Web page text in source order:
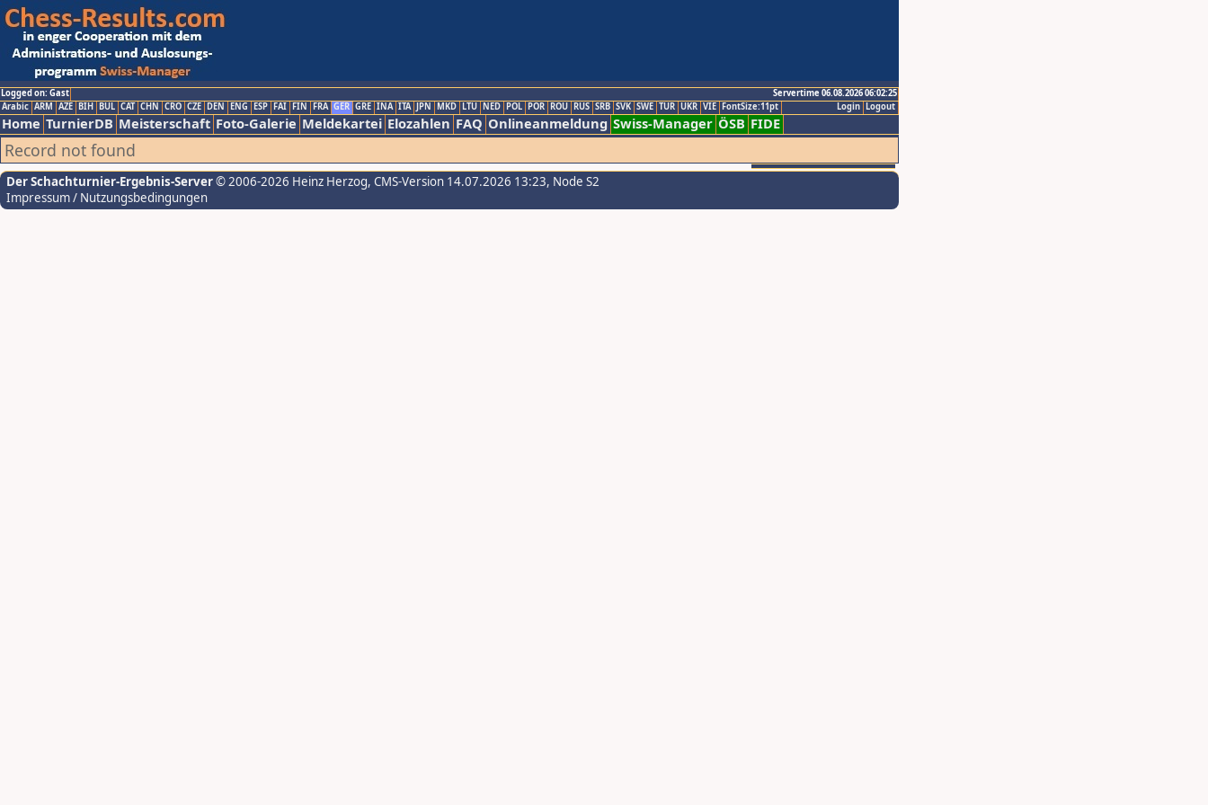
Logged on: Gast
Servertime 06.08.2026 06:02:25
Logout
Login
Arabic ARM AZE BIH BUL CAT CHN CRO CZE DEN ENG ESP FAI FIN FRA GER GRE INA ITA JPN MKD LTU NED POL POR ROU RUS SRB SVK SWE TUR UKR VIE FontSize:11pt
Home TurnierDB Meisterschaft Foto-Galerie Meldekartei Elozahlen FAQ Onlineanmeldung Swiss-Manager ÖSB FIDE
Record not found
Der Schachturnier-Ergebnis-Server© 2006-2026 Heinz Herzog, CMS-Version 14.07.2026 13:23, Node S2
Impressum / Nutzungsbedingungen